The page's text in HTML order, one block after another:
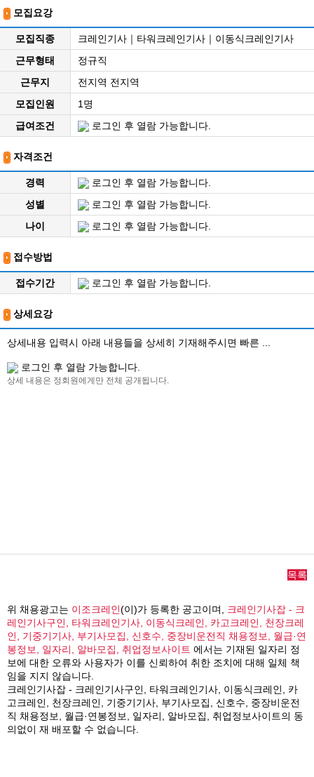
모집요강
모집직종
크레인기사｜타워크레인기사｜이동식크레인기사
근무형태
정규직
근무지
전지역 전지역
모집인원
1명
급여조건
로그인 후 열람 가능합니다.
자격조건
경력
로그인 후 열람 가능합니다.
성별
로그인 후 열람 가능합니다.
나이
로그인 후 열람 가능합니다.
접수방법
접수기간 로그인 후 열람 가능합니다.
상세요강
상세내용 입력시 아래 내용들을 상세히 기재해주시면 빠른 ...
로그인 후 열람 가능합니다.
상세 내용은 정회원에게만 전체 공개됩니다.
목록
위 채용광고는 이조크레인(이)가 등록한 공고이며,
크레인기사잡 - 크
레인기사구인, 타워크레인기사, 이동식크레인, 카고크레인, 천장크레
인, 기중기기사, 부기사모집, 신호수, 중장비운전직 채용정보, 월급·연
봉정보, 일자리, 알바모집, 취업정보사이트 에서는 기재된 일자리 정
보에 대한 오류와 사용자가 이를 신뢰하여 취한 조치에 대해 일체 책
임을 지지 않습니다.
크레인기사잡 - 크레인기사구인, 타워크레인기사, 이동식크레인, 카
고크레인, 천장크레인, 기중기기사, 부기사모집, 신호수, 중장비운전
직 채용정보, 월급·연봉정보, 일자리, 알바모집, 취업정보사이트의 동
의없이 재 배포할 수 없습니다.